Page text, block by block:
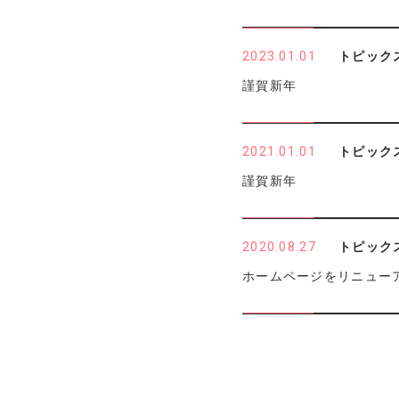
2023.01.01 トピック
謹賀新年
2021.01.01 トピック
謹賀新年
2020.08.27 トピック
ホームページをリニュー